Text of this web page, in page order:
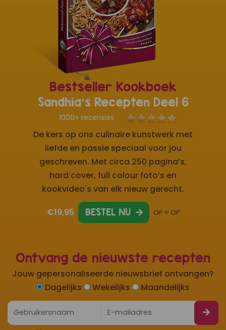
Ontvang de nieuwste recepten
Jouw gepersonaliseerde nieuwsbrief ontvangen?
Dagelijks
Wekelijks Maandelijks
Bestseller Kookboek
Sandhia's Recepten Deel 6
1000+ recensies
De kers op ons culinaire kunstwerk met
liefde en passie speciaal voor jou
geschreven. Met circa 250 pagina’s,
hard cover, full colour foto’s en
kookvideo's van elk nieuw gerecht.
€19,95 BESTEL NU OP = OP